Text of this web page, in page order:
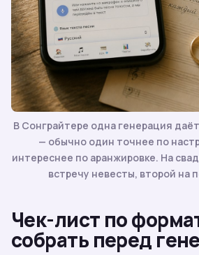
В Сонграйтере одна генерация
— обычно один точнее по
интереснее по аранжировке. На
встречу невесты, второй на
Чек-лист по
собрать перед